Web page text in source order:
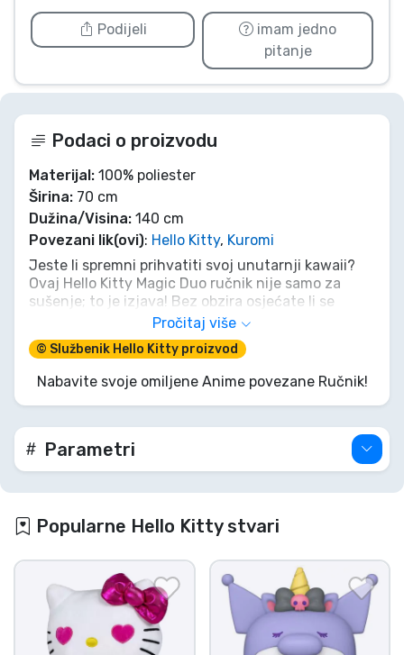
Podijeli
imam jedno
pitanje
Podaci o proizvodu
Materijal: 100% poliester
Širina: 70 cm
Dužina/Visina: 140 cm
Povezani lik(ovi): Hello Kitty, Kuromi
Jeste li spremni prihvatiti svoj unutarnji kawaii?
Ovaj Hello Kitty Magic Duo ručnik nije samo za
sušenje; to je izjava! Bez obzira osjećate li se
slatko poput Hello Kitty ili pomalo nestašno poput
Kuromi, ovaj ručnik dimenzija 70x140 cm pokriva
vas. To je neophodna dvostruka osobnost za
svakog obožavatelja Sanrio. Nemojte biti
sramežljivi, uzmite svoj i dodajte malo slatkoće u
svoj svakodnevni život.
Pročitaj više
© Službenik Hello Kitty proizvod
Nabavite svoje omiljene Anime povezane Ručnik!
Parametri
Popularne Hello Kitty stvari